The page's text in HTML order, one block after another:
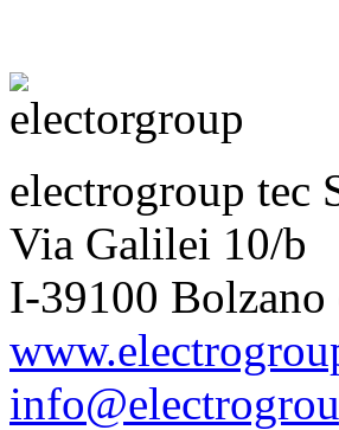
electrogroup tec
Via Galilei 10/b
I-39100